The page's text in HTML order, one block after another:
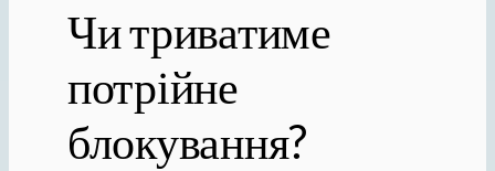
Чи триватиме
потрійне
блокування?